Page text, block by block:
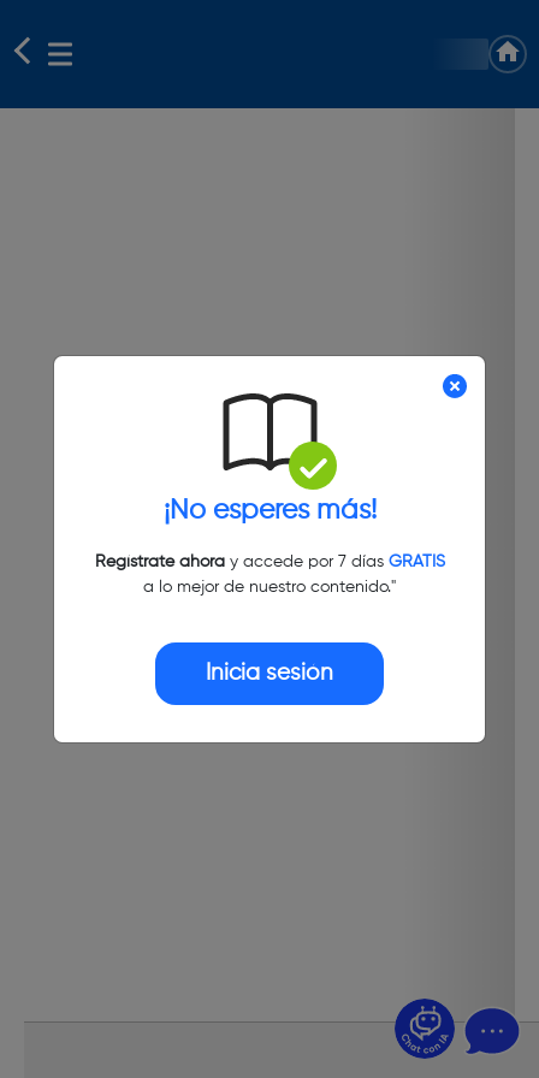
¡No esperes más!
Regístrate ahoray accede por 7 días GRATIS
a lo mejor de nuestro contenido."
Inicia sesión